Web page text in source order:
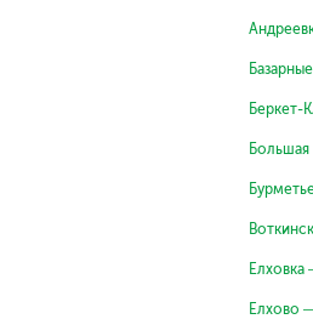
Беркет-
Елхово